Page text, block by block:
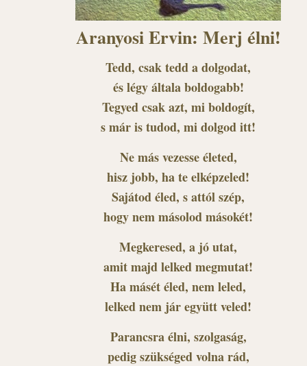
Aranyosi Ervin: Merj élni!
Tedd, csak tedd a dolgodat,
és légy általa boldogabb!
Tegyed csak azt, mi boldogít,
s már is tudod, mi dolgod itt!
Ne más vezesse életed,
hisz jobb, ha te elképzeled!
Sajátod éled, s attól szép,
hogy nem másolod másokét!
Megkeresed, a jó utat,
amit majd lelked megmutat!
Ha másét éled, nem leled,
lelked nem jár együtt veled!
Parancsra élni, szolgaság,
pedig szükséged volna rád,